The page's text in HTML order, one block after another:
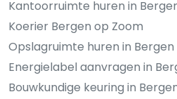
Kantoorruimte huren in
Koerier Bergen op Zoom
Opslagruimte huren in
Energielabel aanvragen in
Bouwkundige keuring in